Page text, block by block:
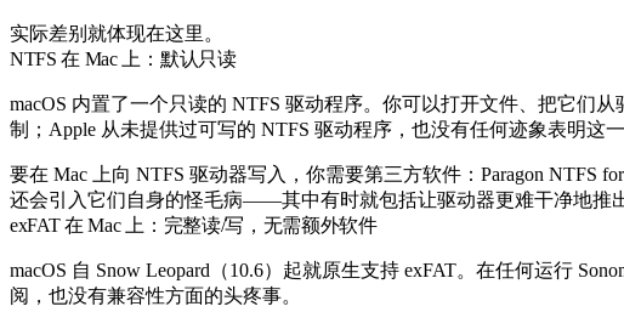
实际差别就体现在这里。
NTFS 在 Mac 上：默认只读
macOS 内置了一个只读的 NTFS 驱动程序。你可以打开文件、把它
制；Apple 从未提供过可写的 NTFS 驱动程序，也没有任何迹象表明这一
要在 Mac 上向 NTFS 驱动器写入，你需要第三方软件：Paragon NTFS
还会引入它们自身的怪毛病——其中有时就包括让驱动器更难干净地推
exFAT 在 Mac 上：完整读/写，无需额外软件
macOS 自 Snow Leopard（10.6）起就原生支持 exFAT。在任何运行
阅，也没有兼容性方面的头疼事。